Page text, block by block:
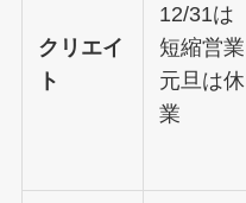
クリエイ
ト
12/31は
短縮営業
元旦は休
業